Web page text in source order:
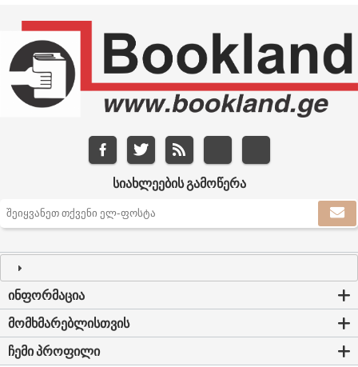
ᲡᲘᲐᲮᲚᲔᲔᲑᲘᲡ ᲒᲐᲛᲝᲬᲔᲠᲐ
ᲘᲜᲤᲝᲠᲛᲐᲪᲘᲐ
ᲛᲝᲛᲮᲛᲐᲠᲔᲑᲚᲘᲡᲗᲕᲘᲡ
ᲩᲔᲛᲘ ᲞᲠᲝᲤᲘᲚᲘ